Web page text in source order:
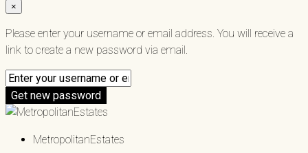
×
Please enter your username or email address. You will receive a
link to create a new password via email.
Get new password
MetropolitanEstates